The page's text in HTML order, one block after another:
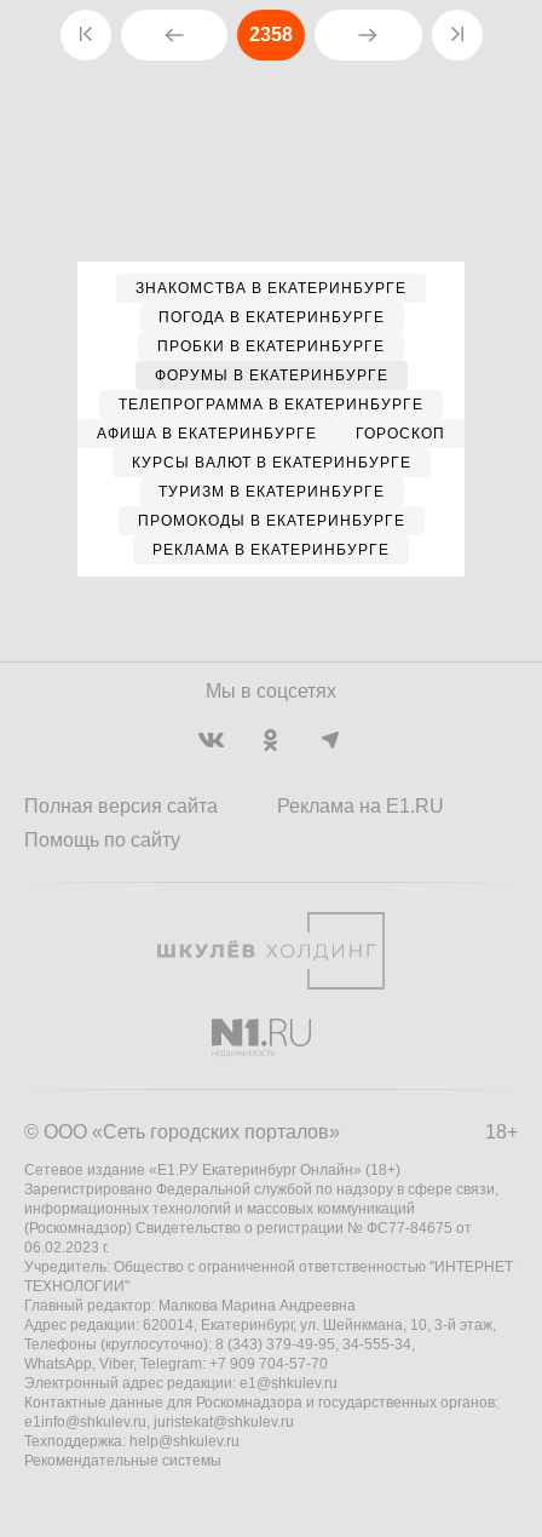
2358
ЗНАКОМСТВА В ЕКАТЕРИНБУРГЕ
ПОГОДА В ЕКАТЕРИНБУРГЕ
ПРОБКИ В ЕКАТЕРИНБУРГЕ
ФОРУМЫ В ЕКАТЕРИНБУРГЕ
ТЕЛЕПРОГРАММА В ЕКАТЕРИНБУРГЕ
АФИША В ЕКАТЕРИНБУРГЕ
ГОРОСКОП
КУРСЫ ВАЛЮТ В ЕКАТЕРИНБУРГЕ
ТУРИЗМ В ЕКАТЕРИНБУРГЕ
ПРОМОКОДЫ В ЕКАТЕРИНБУРГЕ
РЕКЛАМА В ЕКАТЕРИНБУРГЕ
Мы в соцсетях
Полная версия сайта
Помощь по сайту
Реклама на E1.RU
18+
© ООО «Сеть городских порталов»
Сетевое издание «Е1.РУ Екатеринбург Онлайн» (18+)
Зарегистрировано Федеральной службой по надзору в сфере связи,
информационных технологий и массовых коммуникаций
(Роскомнадзор) Свидетельство о регистрации № ФС77-84675 от
06.02.2023 г.
Учредитель: Общество с ограниченной ответственностью "ИНТЕРНЕТ
ТЕХНОЛОГИИ"
Главный редактор: Малкова Марина Андреевна
Адрес редакции: 620014, Екатеринбург, ул. Шейнкмана, 10, 3-й этаж,
Телефоны (круглосуточно): 8 (343) 379-49-95, 34-555-34,
WhatsApp, Viber, Telegram: +7 909 704-57-70
Электронный адрес редакции: e1@shkulev.ru
Контактные данные для Роскомнадзора и государственных органов:
e1info@shkulev.ru, juristekat@shkulev.ru
Техподдержка: help@shkulev.ru
Рекомендательные системы